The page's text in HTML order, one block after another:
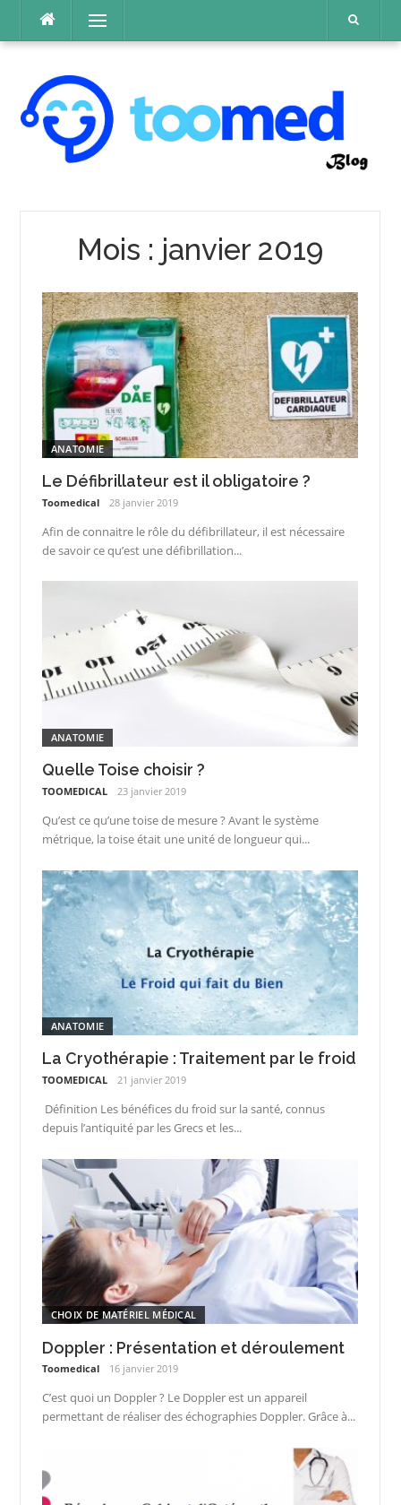
contenu
Menu
Mois : janvier 2019
ANATOMIE
Le Défibrillateur est il obligatoire ?
Toomedical 28 janvier 2019
Afin de connaitre le rôle du défibrillateur, il est nécessaire
de savoir ce qu’est une défibrillation...
ANATOMIE
Quelle Toise choisir ?
TOOMEDICAL 23 janvier 2019
Qu’est ce qu’une toise de mesure ? Avant le système
métrique, la toise était une unité de longueur qui...
ANATOMIE
La Cryothérapie : Traitement par le froid
TOOMEDICAL 21 janvier 2019
Définition Les bénéfices du froid sur la santé, connus
depuis l’antiquité par les Grecs et les...
CHOIX DE MATÉRIEL MÉDICAL
Doppler : Présentation et déroulement
Toomedical 16 janvier 2019
C’est quoi un Doppler ? Le Doppler est un appareil
permettant de réaliser des échographies Doppler. Grâce à...